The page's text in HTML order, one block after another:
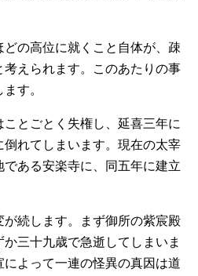
の高位に就くこと自体が、疎
考えられます。このあたりの事
す。
とごとく失権し、延喜三年に
れてしまいます。現在の太宰
ある安楽寺に、同五年に建立
続します。まず御所の紫宸殿
三十九歳で急逝してしまいま
よって一連の怪異の真因は道